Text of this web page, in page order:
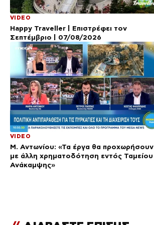
VIDEO
Happy Traveller | Επιστρέφει τον
Σεπτέμβριο | 07/08/2026
VIDEO
Μ. Αντωνίου: «Τα έργα θα προχωρήσουν
με άλλη χρηματοδότηση εντός Ταμείου
Ανάκαμψης»